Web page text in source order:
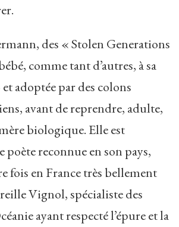
des « Stolen Generations
comme tant d’autres, à sa
adoptée par des colons
avant de reprendre, adulte,
biologique. Elle est
poète reconnue en son pays,
fois en France très bellement
Vignol, spécialiste des
ayant respecté l’épure et la